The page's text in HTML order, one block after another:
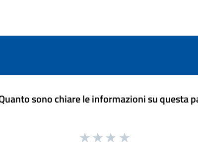
sono chiare le informazioni su questa